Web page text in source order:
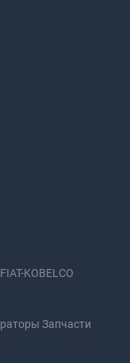
KOBELCO
Запчасти